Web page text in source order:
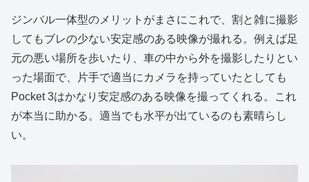
ジンバル一体型のメリットがまさにこれで、割と雑に撮影
してもブレの少ない安定感のある映像が撮れる。例えば足
元の悪い場所を歩いたり、車の中から外を撮影したりとい
った場面で、片手で適当にカメラを持っていたとしても
Pocket 3はかなり安定感のある映像を撮ってくれる。これ
が本当に助かる。適当でも水平が出ているのも素晴らし
い。